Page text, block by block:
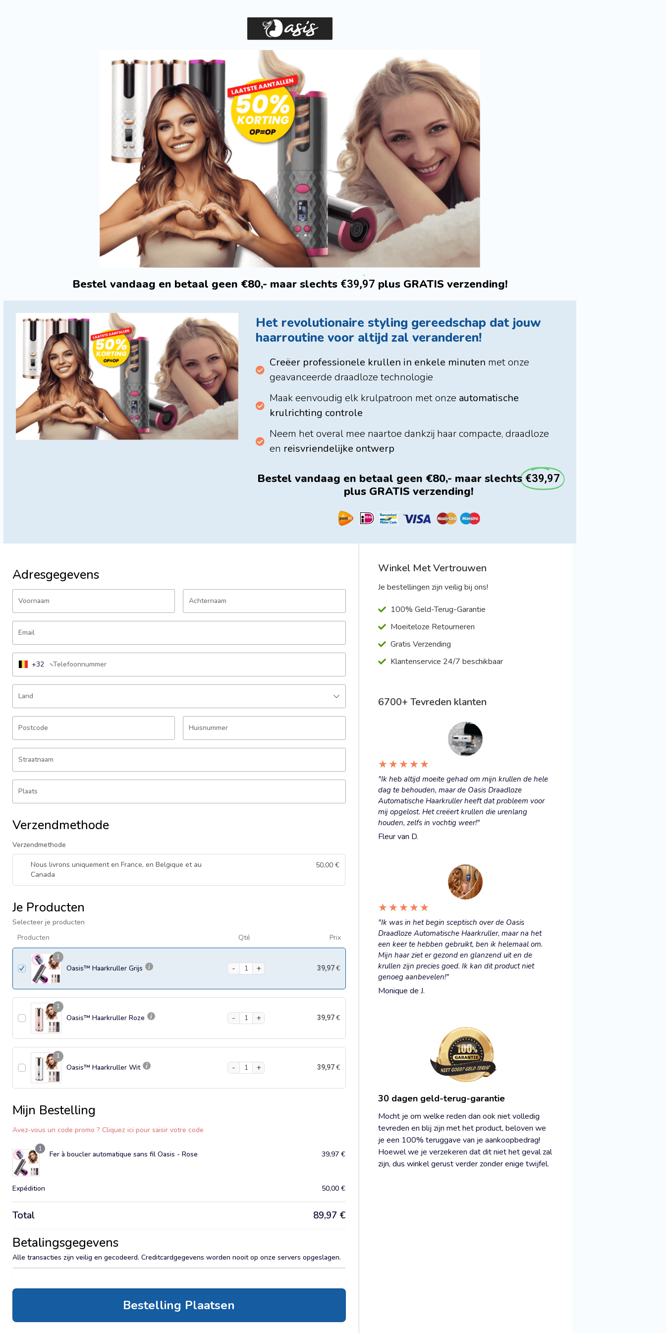
Bestel vandaag en betaal geen €80,- maar slechts €39,97 plus GRATIS verzending!
Het revolutionaire styling gereedschap dat jouw
haarroutine voor altijd zal veranderen!​
Creëer professionele krullen in enkele minuten met onze
geavanceerde draadloze technologie
Maak eenvoudig elk krulpatroon met onze automatische
krulrichting controle
Neem het overal mee naartoe dankzij haar compacte, draadloze
en reisvriendelijke ontwerp
Bestel vandaag en betaal geen €80,- maar slechts €39,97
plus GRATIS verzending!
Adresgegevens
Voornaam Achternaam
Email
Telefoonnummer
+32
Land
Postcode Huisnummer
Straatnaam
Plaats
Verzendmethode
Verzendmethode
Nous livrons uniquement en France, en Belgique et au
Canada
50,00 €
Je Producten
Selecteer je producten
Producten
Qté Prix
1
Oasis™ Haarkruller Grijs 39,97€
1
Oasis™ Haarkruller Roze 39,97€
1
Oasis™ Haarkruller Wit 39,97€
Mijn Bestelling
Avez-vous un code promo ? Cliquez ici pour saisir votre code
1
Fer à boucler automatique sans fil Oasis - Rose 39,97 €
Expédition 50,00 €
Total 89,97 €
Betalingsgegevens
Alle transacties zijn veilig en gecodeerd. Creditcardgegevens worden nooit op onze servers opgeslagen.
Bestelling Plaatsen
Winkel Met Vertrouwen
Je bestellingen zijn veilig bij ons!
100% Geld-Terug-Garantie
Moeiteloze Retourneren
Gratis Verzending
Klantenservice 24/7 beschikbaar
6700+ Tevreden klanten
★ ★ ★ ★ ★
"Ik heb altijd moeite gehad om mijn krullen de hele
dag te behouden, maar de Oasis Draadloze
Automatische Haarkruller heeft dat probleem voor
mij opgelost. Het creëert krullen die urenlang
houden, zelfs in vochtig weer!"
Fleur van D.
★ ★ ★ ★ ★
"Ik was in het begin sceptisch over de Oasis
Draadloze Automatische Haarkruller, maar na het
een keer te hebben gebruikt, ben ik helemaal om.
Mijn haar ziet er gezond en glanzend uit en de
krullen zijn precies goed. Ik kan dit product niet
genoeg aanbevelen!"
Monique de J.
30 dagen geld-terug-garantie
Mocht je om welke reden dan ook niet volledig
tevreden en blij zijn met het product, beloven we
je een 100% teruggave van je aankoopbedrag!
Hoewel we je verzekeren dat dit niet het geval zal
zijn, dus winkel gerust verder zonder enige twijfel.